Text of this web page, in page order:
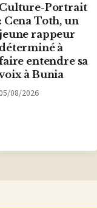
Culture-Portrait
: Cena Toth, un
rappeur
déterminé à
entendre sa
à Bunia
05/08/2026